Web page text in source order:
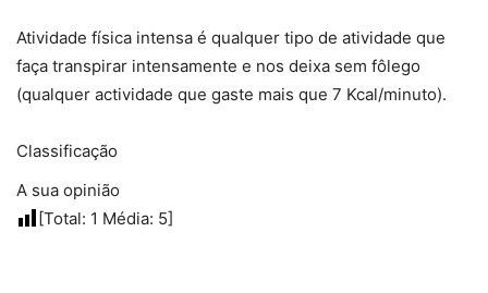
Atividade física intensa é qualquer tipo de atividade que
faça transpirar intensamente e nos deixa sem fôlego
(qualquer actividade que gaste mais que 7 Kcal/minuto).
Classificação
A sua opinião
[Total: 1 Média: 5]